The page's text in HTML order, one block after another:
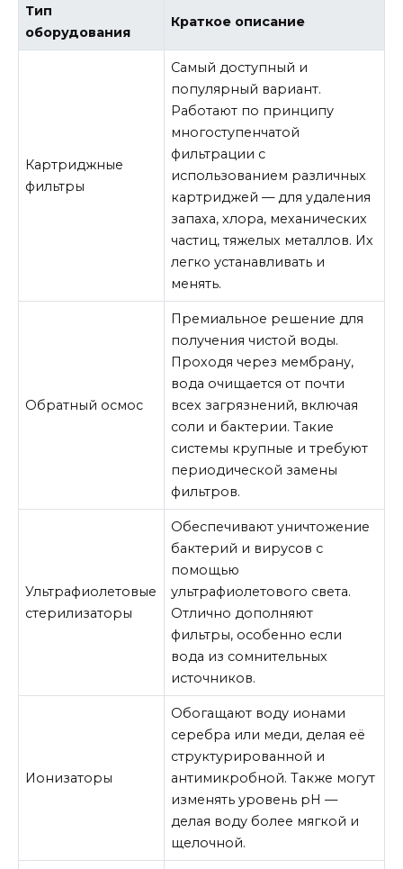
Тип
оборудования
Краткое описание
Картриджные
фильтры
Самый доступный и
популярный вариант.
Работают по принципу
многоступенчатой
фильтрации с
использованием различных
картриджей — для удаления
запаха, хлора, механических
частиц, тяжелых металлов. Их
легко устанавливать и
менять.
Обратный осмос
Премиальное решение для
получения чистой воды.
Проходя через мембрану,
вода очищается от почти
всех загрязнений, включая
соли и бактерии. Такие
системы крупные и требуют
периодической замены
фильтров.
Ультрафиолетовые
стерилизаторы
Обеспечивают уничтожение
бактерий и вирусов с
помощью
ультрафиолетового света.
Отлично дополняют
фильтры, особенно если
вода из сомнительных
источников.
Ионизаторы
Обогащают воду ионами
серебра или меди, делая её
структурированной и
антимикробной. Также могут
изменять уровень pH —
делая воду более мягкой и
щелочной.